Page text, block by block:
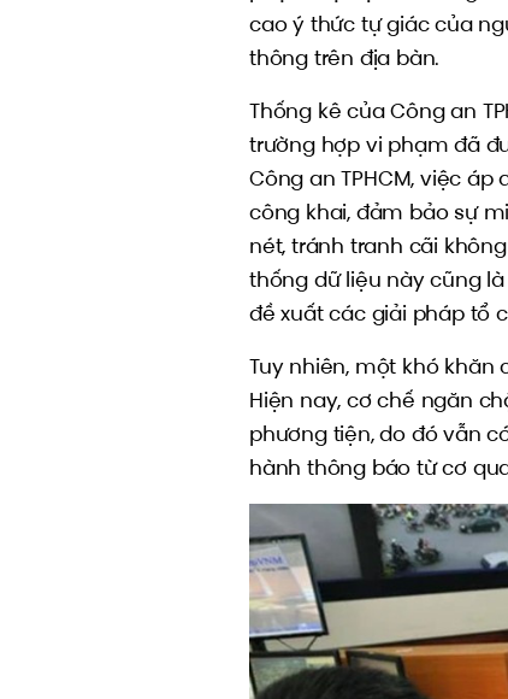
cao ý thức tự giác của
thông trên địa bàn.
Thống kê của Công an
trường hợp vi phạm đã
Công an TPHCM, việc
công khai, đảm bảo sự
nét, tránh tranh cãi
thống dữ liệu này cũng
đề xuất các giải pháp tổ
Tuy nhiên, một khó khăn
Hiện nay, cơ chế ngăn
phương tiện, do đó vẫn
hành thông báo từ cơ